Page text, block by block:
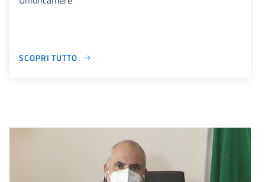
SCOPRI TUTTO